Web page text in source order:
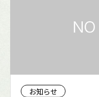
お知らせ